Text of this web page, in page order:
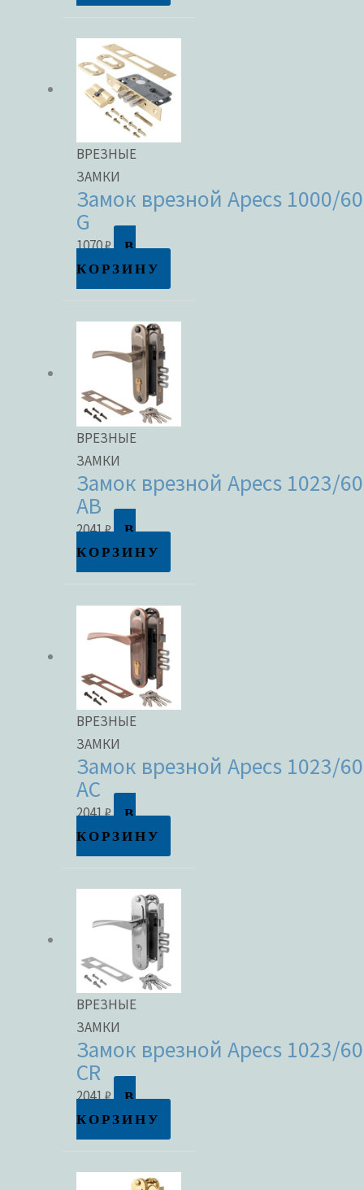
Метки товаров
ВРЕЗНЫЕ
ЗАМКИ
Замок врезной Apecs 1000/
G
1070₽
В
КОРЗИНУ
ВРЕЗНЫЕ
ЗАМКИ
Замок врезной Apecs 1023/
AB
2041₽
В
КОРЗИНУ
ВРЕЗНЫЕ
ЗАМКИ
Замок врезной Apecs 1023/
AC
2041₽
В
КОРЗИНУ
ВРЕЗНЫЕ
ЗАМКИ
Замок врезной Apecs 1023/
CR
2041₽
В
КОРЗИНУ